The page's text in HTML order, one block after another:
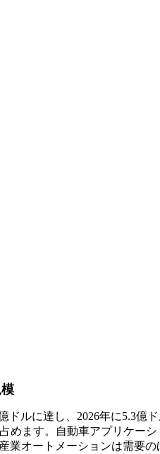
ドルに達し、2026年に5.3億
めます。自動車アプリケー
業オートメーションは需要